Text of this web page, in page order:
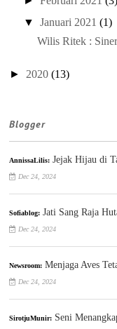
▼ Januari 2021 (1)
Wilis Ritek :
►2020(13)
Blogger
AnnissaLilis: Jejak Hijau di
Dec 24, 2024
Sofiablog: Jati Sang Raja
Dec 24, 2024
Newsroom: Menjaga Aves
Dec 24, 2024
SirotjuMunir: Seni